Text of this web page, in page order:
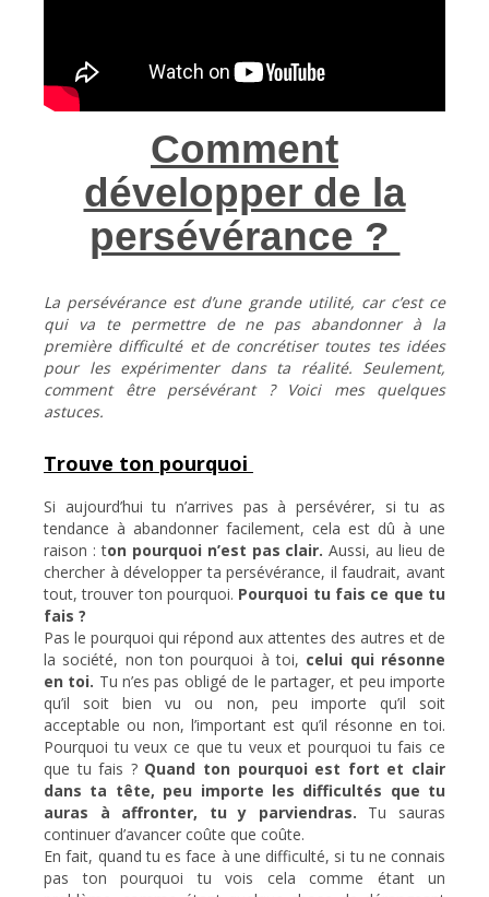
Comment
développer de la
persévérance ?
La persévérance est d’une grande utilité, car c’est ce
qui va te permettre de ne pas abandonner à la
première difficulté et de concrétiser toutes tes idées
pour les expérimenter dans ta réalité. Seulement,
comment être persévérant ? Voici mes quelques
astuces.
Trouve ton pourquoi
Si aujourd’hui tu n’arrives pas à persévérer, si tu as
tendance à abandonner facilement, cela est dû à une
raison : ton pourquoi n’est pas clair. Aussi, au lieu de
chercher à développer ta persévérance, il faudrait, avant
tout, trouver ton pourquoi. Pourquoi tu fais ce que tu
fais ?
Pas le pourquoi qui répond aux attentes des autres et de
la société, non ton pourquoi à toi, celui qui résonne
en toi. Tu n’es pas obligé de le partager, et peu importe
qu’il soit bien vu ou non, peu importe qu’il soit
acceptable ou non, l’important est qu’il résonne en toi.
Pourquoi tu veux ce que tu veux et pourquoi tu fais ce
que tu fais ? Quand ton pourquoi est fort et clair
dans ta tête, peu importe les difficultés que tu
auras à affronter, tu y parviendras. Tu sauras
continuer d’avancer coûte que coûte.
En fait, quand tu es face à une difficulté, si tu ne connais
pas ton pourquoi tu vois cela comme étant un